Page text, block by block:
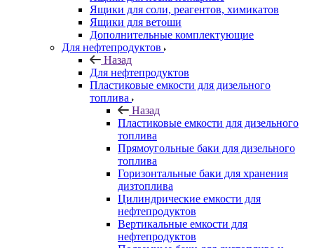
Ящики для соли, реагентов, химикатов
Ящики для ветоши
Дополнительные комплектующие
Для нефтепродуктов
Назад
Для нефтепродуктов
Пластиковые емкости для дизельного
топлива
Назад
Пластиковые емкости для дизельного
топлива
Прямоугольные баки для дизельного
топлива
Горизонтальные баки для хранения
дизтоплива
Цилиндрические емкости для
нефтепродуктов
Вертикальные емкости для
нефтепродуктов